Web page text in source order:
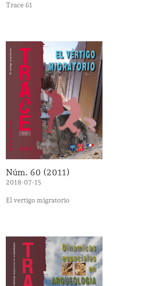
Trace 61
Núm. 60 (2011)
2018-07-15
El vertigo migratorio